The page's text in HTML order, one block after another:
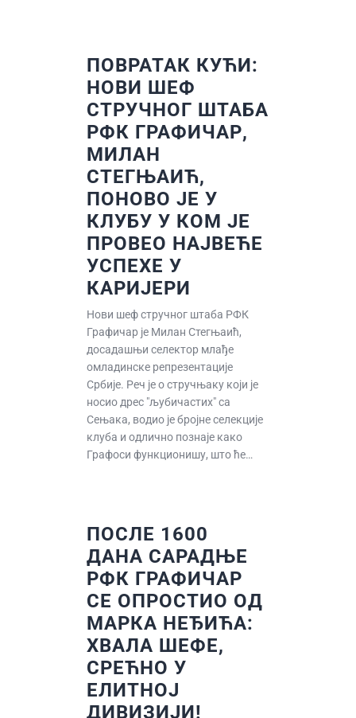
ПОВРАТАК КУЋИ:
НОВИ ШЕФ
СТРУЧНОГ ШТАБА
РФК ГРАФИЧАР,
МИЛАН
СТЕГЊАИЋ,
ПОНОВО ЈЕ У
КЛУБУ У КОМ ЈЕ
ПРОВЕО НАЈВЕЋЕ
УСПЕХЕ У
КАРИЈЕРИ
Нови шеф стручног штаба РФК
Графичар је Милан Стегњаић,
досадашњи селектор млађе
омладинске репрезентације
Србије. Реч је о стручњаку који је
носио дрес "љубичастих" са
Сењака, водио је бројне селекције
клуба и одлично познаје како
Графоси функционишу, што ће…
ПОСЛЕ 1600
ДАНА САРАДЊЕ
РФК ГРАФИЧАР
СЕ ОПРОСТИО ОД
МАРКА НЕЂИЋА:
ХВАЛА ШЕФЕ,
СРЕЋНО У
ЕЛИТНОЈ
ДИВИЗИЈИ!